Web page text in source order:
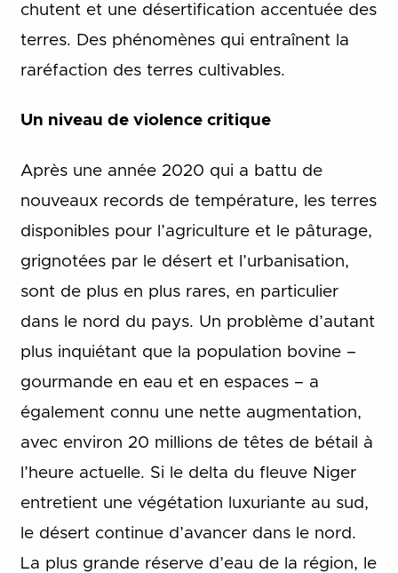
chutent et une désertification accentuée des
terres. Des phénomènes qui entraînent la
raréfaction des terres cultivables.
Un niveau de violence critique
Après une année 2020 qui a battu de
nouveaux records de température, les terres
disponibles pour l’agriculture et le pâturage,
grignotées par le désert et l’urbanisation,
sont de plus en plus rares, en particulier
dans le nord du pays. Un problème d’autant
plus inquiétant que la population bovine –
gourmande en eau et en espaces – a
également connu une nette augmentation,
avec environ 20 millions de têtes de bétail à
l’heure actuelle. Si le delta du fleuve Niger
entretient une végétation luxuriante au sud,
le désert continue d’avancer dans le nord.
La plus grande réserve d’eau de la région, le